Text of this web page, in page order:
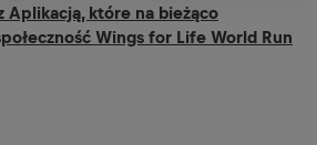
które na bieżąco
Wings for Life World Run